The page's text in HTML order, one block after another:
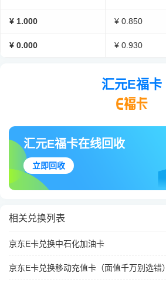
¥ 1.000 ¥ 0.850
¥ 0.000 ¥ 0.930
汇元E福卡
汇元E福卡在线回收
立即回收
相关兑换列表
京东E卡兑换中石化加油卡
京东E卡兑换移动充值卡（面值千万别选错）